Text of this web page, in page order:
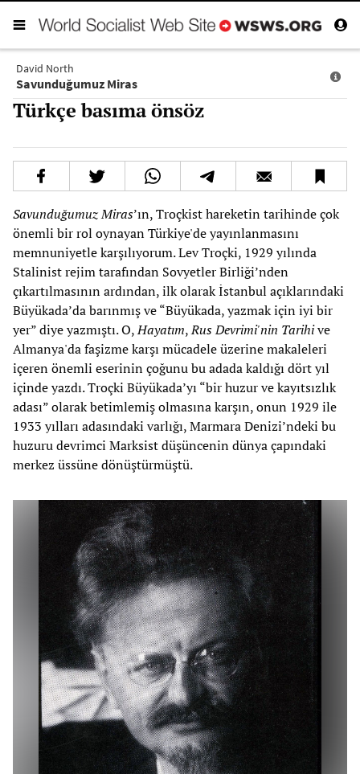
David North
Savunduğumuz Miras
Türkçe basıma önsöz
Savunduğumuz Miras’ın, Troçkist hareketin tarihinde çok
önemli bir rol oynayan Türkiye'de yayınlanmasını
memnuniyetle karşılıyorum. Lev Troçki, 1929 yılında
Stalinist rejim tarafından Sovyetler Birliği’nden
çıkartılmasının ardından, ilk olarak İstanbul açıklarındaki
Büyükada’da barınmış ve “Büyükada, yazmak için iyi bir
yer” diye yazmıştı. O,Hayatım,Rus Devrimi'nin Tarihive
Almanya'da faşizme karşı mücadele üzerine makaleleri
içeren önemli eserinin çoğunu bu adada kaldığı dört yıl
içinde yazdı. Troçki Büyükada’yı “bir huzur ve kayıtsızlık
adası” olarak betimlemiş olmasına karşın, onun 1929 ile
1933 yılları adasındaki varlığı, Marmara Denizi’ndeki bu
huzuru devrimci Marksist düşüncenin dünya çapındaki
merkez üssüne dönüştürmüştü.